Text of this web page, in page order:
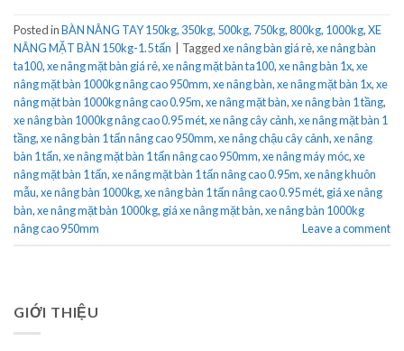
Posted inBÀN NÂNG TAY 150kg, 350kg, 500kg, 750kg, 800kg, 1000kg,XE
NÂNG MẶT BÀN 150kg-1.5 tấn
Taggedxe nâng bàn giá rẻ,xe nâng bàn
ta100,xe nâng mặt bàn giá rẻ,xe nâng mặt bàn ta100,xe nâng bàn 1x,xe
nâng mặt bàn 1000kg nâng cao 950mm,xe nâng bàn,xe nâng mặt bàn 1x,xe
nâng mặt bàn 1000kg nâng cao 0.95m,xe nâng mặt bàn,xe nâng bàn 1 tầng,
xe nâng bàn 1000kg nâng cao 0.95 mét,xe nâng cây cảnh,xe nâng mặt bàn 1
tầng,xe nâng bàn 1 tấn nâng cao 950mm,xe nâng chậu cây cảnh,xe nâng
bàn 1 tấn,xe nâng mặt bàn 1 tấn nâng cao 950mm,xe nâng máy móc,xe
nâng mặt bàn 1 tấn,xe nâng mặt bàn 1 tấn nâng cao 0.95m,xe nâng khuôn
mẫu,xe nâng bàn 1000kg,xe nâng bàn 1 tấn nâng cao 0.95 mét, giá xe nâng
bàn,xe nâng mặt bàn 1000kg, giá xe nâng mặt bàn,xe nâng bàn 1000kg
nâng cao 950mm
Leave a comment
GIỚI THIỆU